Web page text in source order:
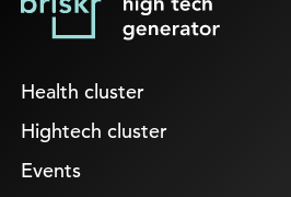
Health cluster
Hightech cluster
Events